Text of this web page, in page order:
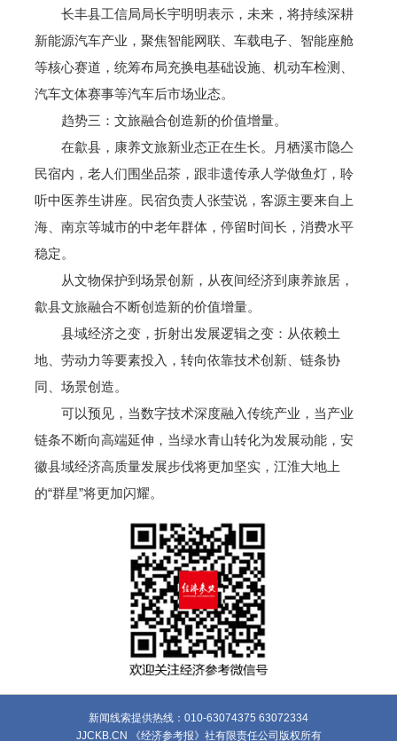
长丰县工信局局长宇明明表示，未来，将持续深耕
新能源汽车产业，聚焦智能网联、车载电子、智能座舱
等核心赛道，统筹布局充换电基础设施、机动车检测、
汽车文体赛事等汽车后市场业态。
趋势三：文旅融合创造新的价值增量。
在歙县，康养文旅新业态正在生长。月栖溪市隐亼
民宿内，老人们围坐品茶，跟非遗传承人学做鱼灯，聆
听中医养生讲座。民宿负责人张莹说，客源主要来自上
海、南京等城市的中老年群体，停留时间长，消费水平
稳定。
从文物保护到场景创新，从夜间经济到康养旅居，
歙县文旅融合不断创造新的价值增量。
县域经济之变，折射出发展逻辑之变：从依赖土
地、劳动力等要素投入，转向依靠技术创新、链条协
同、场景创造。
可以预见，当数字技术深度融入传统产业，当产业
链条不断向高端延伸，当绿水青山转化为发展动能，安
徽县域经济高质量发展步伐将更加坚实，江淮大地上
的“群星”将更加闪耀。
新闻线索提供热线：010-63074375 63072334
JJCKB.CN 《经济参考报》社有限责任公司版权所有